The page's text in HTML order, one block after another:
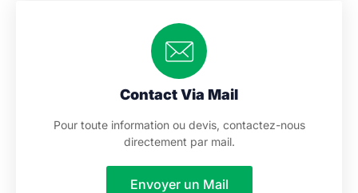
Contact Via Mail
Pour toute information ou devis, contactez-nous
directement par mail.
Envoyer un Mail